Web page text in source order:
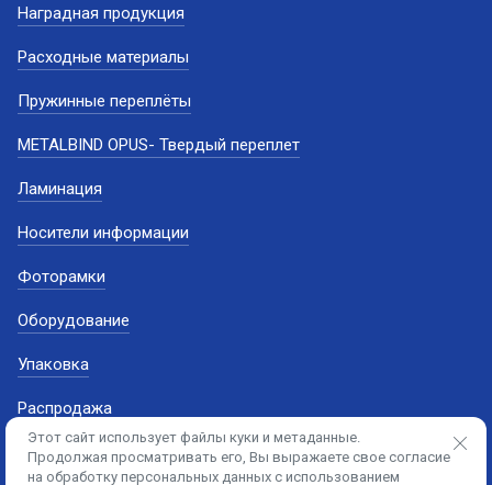
Наградная продукция
Расходные материалы
Пружинные переплёты
METALBIND OPUS- Твердый переплет
Ламинация
Носители информации
Фоторамки
Оборудование
Упаковка
Распродажа
Этот сайт использует файлы куки и метаданные.
Продолжая просматривать его, Вы выражаете свое согласие
на обработку персональных данных с использованием